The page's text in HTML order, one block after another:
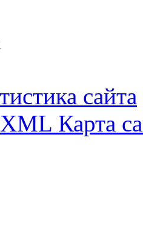
сайта
XML Карта